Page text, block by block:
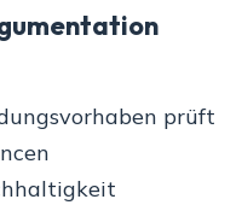
prüft